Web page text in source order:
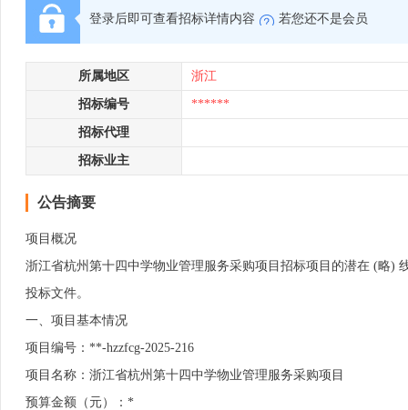
登录后即可查看招标详情内容 若您还不是会员
所属地区 浙江
招标编号 ******
招标代理
招标业主
公告摘要
项目概况
浙江省杭州第十四中学物业管理服务采购项目招标项目的潜在 (略)
投标文件。
一、项目基本情况
项目编号：**-hzzfcg-2025-216
项目名称：浙江省杭州第十四中学物业管理服务采购项目
预算金额（元）：*